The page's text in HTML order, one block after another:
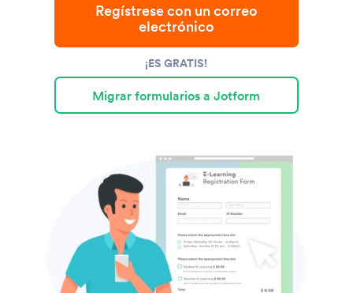
Regístrese con un correo
electrónico
¡ES GRATIS!
Migrar formularios a Jotform